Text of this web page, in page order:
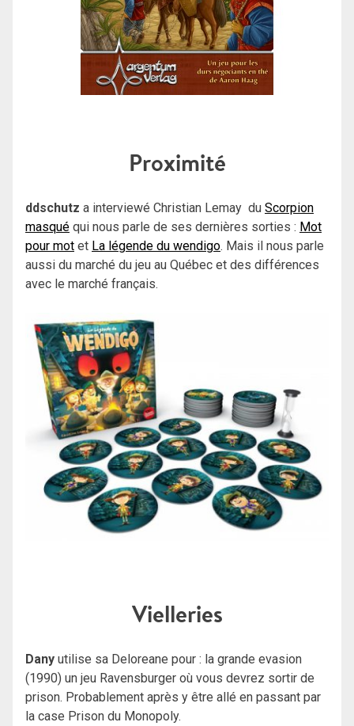
Proximité
ddschutz a interviewé Christian Lemay du Scorpion
masqué qui nous parle de ses dernières sorties : Mot
pour mot et La légende du wendigo. Mais il nous parle
aussi du marché du jeu au Québec et des différences
avec le marché français.
Vielleries
Dany utilise sa Deloreane pour : la grande evasion
(1990) un jeu Ravensburger où vous devrez sortir de
prison. Probablement après y être allé en passant par
la case Prison du Monopoly.